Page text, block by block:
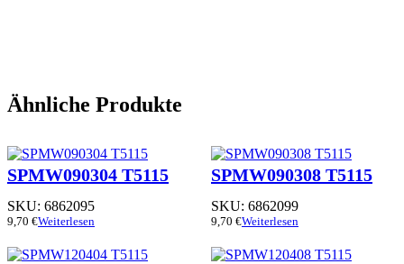
Ähnliche Produkte
SPMW090304 T5115
SKU: 6862095
9,70 €Weiterlesen
SPMW090308 T5115
SKU: 6862099
9,70 €Weiterlesen